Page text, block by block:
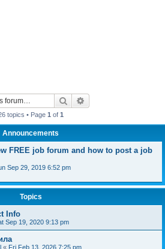
Search
topics • Page 1 of 1
Announcements
FREE job forum and how to post a job
Sep 29, 2019 6:52 pm
Topics
Info
Sep 19, 2020 9:13 pm
« Fri Feb 13, 2026 7:25 pm